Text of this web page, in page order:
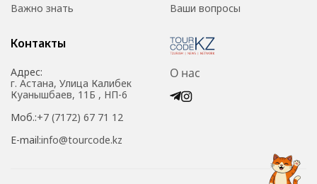
Важно знать
Ваши вопросы
Контакты
Адрес:
г. Астана, Улица Калибек
Куанышбаев, 11Б , НП-6
Моб.:+7 (7172) 67 71 12
E-mail:info@tourcode.kz
О нас